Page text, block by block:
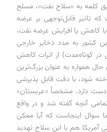
کلمه به «سلاح نفت»، مسلح
تاثیر قابل‌توجهی بر عرضه
کاهش یا افزایش عرضه نفت،
این کشور به مدد ذخایر خارجی
در کوتاه‌مدت) از اثرات کاهش
همواره به عنوان بزرگ‌ترین
شود، با دقت قابل‌ پذیرشی
دارد. مشخصاً «عربستان»
آنچه گفته شد و در واقع
سوال اینجاست که آیا ممکن
آمریکا هم با این سلاح تهدید